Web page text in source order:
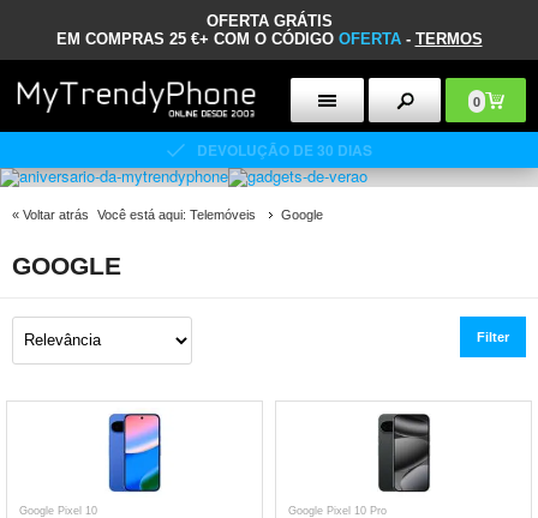
OFERTA GRÁTIS
EM COMPRAS 25 €+ COM O CÓDIGO OFERTA- TERMOS
0
DEVOLUÇÃO DE 30 DIAS
« Voltar atrás Você está aqui: Telemóveis Google
GOOGLE
Filter
Google Pixel 10 Google Pixel 10 Pro